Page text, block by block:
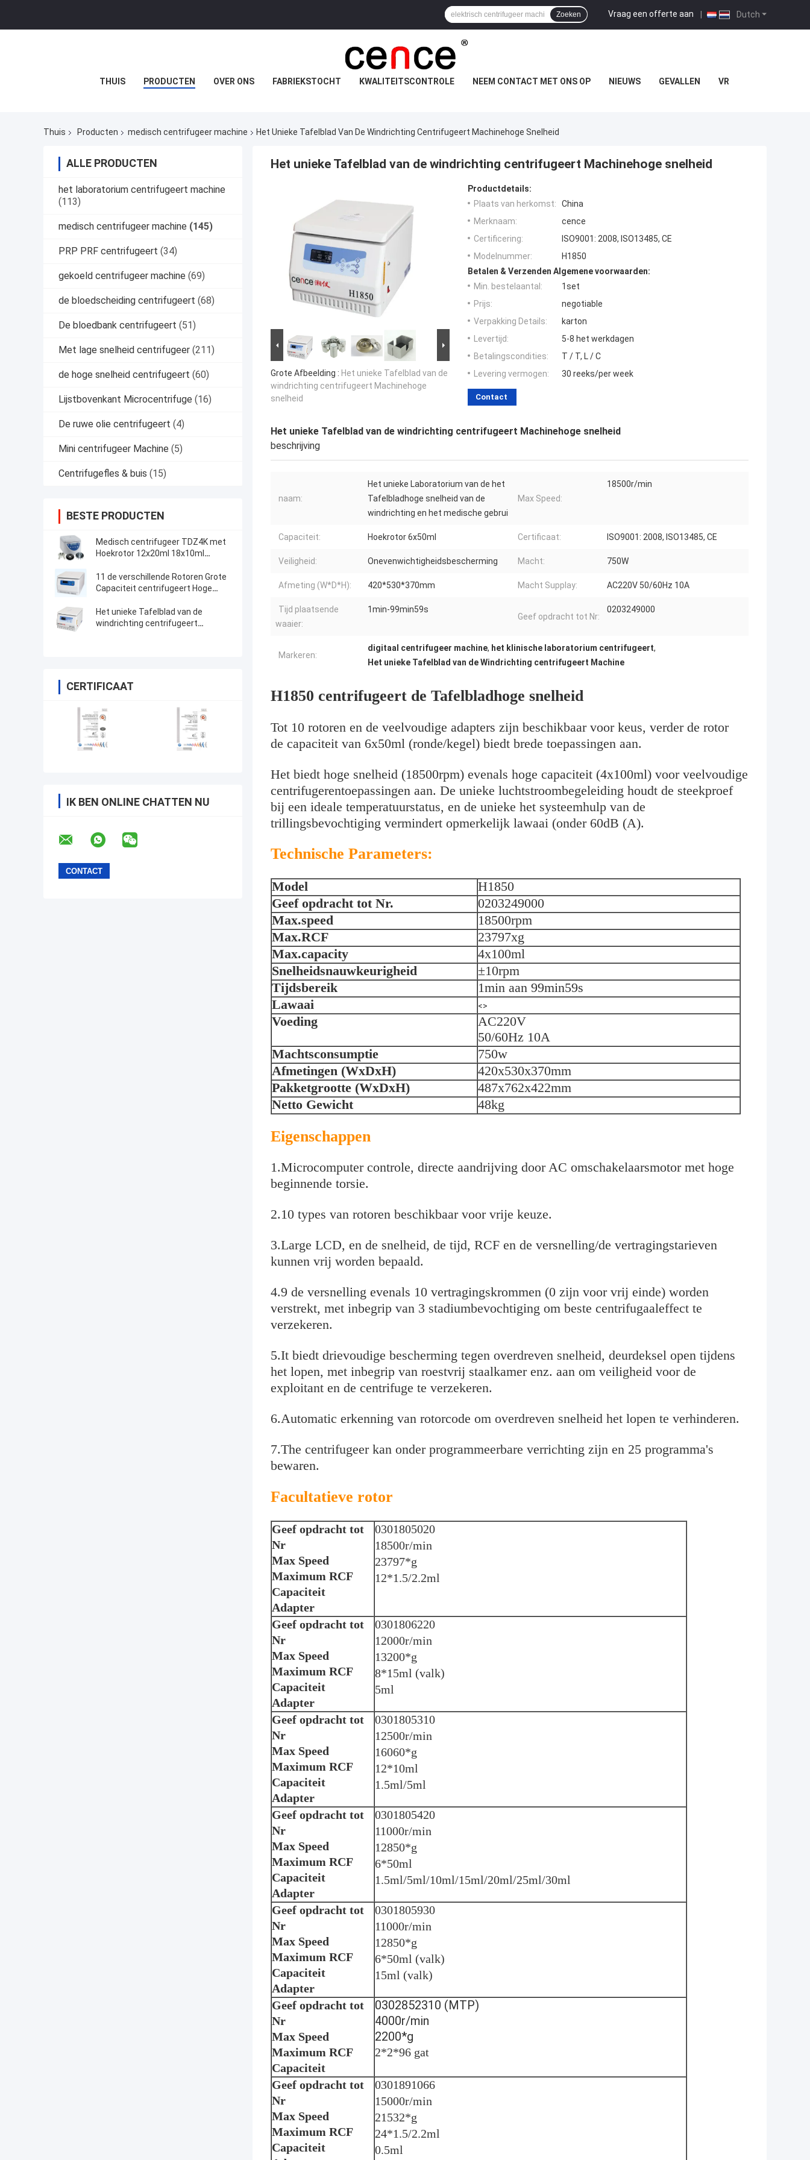
Dutch
Vraag een offerte aan |
Zoeken
THUIS PRODUCTEN OVER ONS FABRIEKSTOCHT KWALITEITSCONTROLE NEEM CONTACT MET ONS OP NIEUWS GEVALLEN VR
Thuis Producten medisch centrifugeer machine Het Unieke Tafelblad Van De Windrichting Centrifugeert Machinehoge Snelheid
ALLE PRODUCTEN
het laboratorium centrifugeert machine
(113)
medisch centrifugeer machine (145)
PRP PRF centrifugeert (34)
gekoeld centrifugeer machine (69)
de bloedscheiding centrifugeert (68)
De bloedbank centrifugeert (51)
Met lage snelheid centrifugeer (211)
de hoge snelheid centrifugeert (60)
Lijstbovenkant Microcentrifuge (16)
De ruwe olie centrifugeert (4)
Mini centrifugeer Machine (5)
Centrifugefles & buis (15)
BESTE PRODUCTEN
Medisch centrifugeer TDZ4K met
Hoekrotor 12x20ml 18x10ml
11 de verschillende Rotoren Grote
Capaciteit centrifugeert Hoge
Het unieke Tafelblad van de
windrichting centrifugeert
CERTIFICAAT
IK BEN ONLINE CHATTEN NU
Het unieke Tafelblad van de windrichting centrifugeert Machinehoge snelheid
Grote Afbeelding : Het unieke Tafelblad van de
windrichting centrifugeert Machinehoge
snelheid
Productdetails:
Plaats van herkomst:
China
Merknaam:
cence
Certificering:
ISO9001: 2008, ISO13485, CE
Modelnummer:
H1850
Betalen & Verzenden Algemene voorwaarden:
Min. bestelaantal:
1set
Prijs:
negotiable
Verpakking Details:
karton
Levertijd:
5-8 het werkdagen
Betalingscondities:
T / T, L / C
Levering vermogen:
30 reeks/per week
Contact
Het unieke Tafelblad van de windrichting centrifugeert Machinehoge snelheid
beschrijving
naam:
Het unieke Laboratorium van de het
Tafelbladhoge snelheid van de
windrichting en het medische gebrui
Max Speed:
18500r/min
Capaciteit: Hoekrotor 6x50ml Certificaat: ISO9001: 2008, ISO13485, CE
Veiligheid: Onevenwichtigheidsbescherming Macht: 750W
Afmeting (W*D*H): 420*530*370mm Macht Supplay: AC220V 50/60Hz 10A
Tijd plaatsende
waaier:
1min-99min59s
Geef opdracht tot Nr:
0203249000
Markeren:
digitaal centrifugeer machine, het klinische laboratorium centrifugeert,
Het unieke Tafelblad van de Windrichting centrifugeert Machine
H1850 centrifugeert de Tafelbladhoge snelheid
Tot 10 rotoren en de veelvoudige adapters zijn beschikbaar voor keus, verder de rotor
de capaciteit van 6x50ml (ronde/kegel) biedt brede toepassingen aan.
Het biedt hoge snelheid (18500rpm) evenals hoge capaciteit (4x100ml) voor veelvoudige
centrifugerentoepassingen aan. De unieke luchtstroombegeleiding houdt de steekproef
bij een ideale temperatuurstatus, en de unieke het systeemhulp van de
trillingsbevochtiging vermindert opmerkelijk lawaai (onder 60dB (A).
Technische Parameters:
Model
H1850
Geef opdracht tot Nr.
0203249000
Max.speed
18500rpm
Max.RCF
23797xg
Max.capacity
4x100ml
Snelheidsnauwkeurigheid
±10rpm
Tijdsbereik
1min aan 99min59s
Lawaai
<>
Voeding
AC220V
50/60Hz 10A
Machtsconsumptie
750w
Afmetingen (WxDxH)
420x530x370mm
Pakketgrootte (WxDxH)
487x762x422mm
Netto Gewicht
48kg
Eigenschappen
1.Microcomputer controle, directe aandrijving door AC omschakelaarsmotor met hoge
beginnende torsie.
2.10 types van rotoren beschikbaar voor vrije keuze.
3.Large LCD, en de snelheid, de tijd, RCF en de versnelling/de vertragingstarieven
kunnen vrij worden bepaald.
4.9 de versnelling evenals 10 vertragingskrommen (0 zijn voor vrij einde) worden
verstrekt, met inbegrip van 3 stadiumbevochtiging om beste centrifugaaleffect te
verzekeren.
5.It biedt drievoudige bescherming tegen overdreven snelheid, deurdeksel open tijdens
het lopen, met inbegrip van roestvrij staalkamer enz. aan om veiligheid voor de
exploitant en de centrifuge te verzekeren.
6.Automatic erkenning van rotorcode om overdreven snelheid het lopen te verhinderen.
7.The centrifugeer kan onder programmeerbare verrichting zijn en 25 programma's
bewaren.
Facultatieve rotor
Geef opdracht tot
Nr
Max Speed
Maximum RCF
Capaciteit
Adapter
0301805020
18500r/min
23797*g
12*1.5/2.2ml
Geef opdracht tot
Nr
Max Speed
Maximum RCF
Capaciteit
Adapter
0301806220
12000r/min
13200*g
8*15ml (valk)
5ml
Geef opdracht tot
Nr
Max Speed
Maximum RCF
Capaciteit
Adapter
0301805310
12500r/min
16060*g
12*10ml
1.5ml/5ml
Geef opdracht tot
Nr
Max Speed
Maximum RCF
Capaciteit
Adapter
0301805420
11000r/min
12850*g
6*50ml
1.5ml/5ml/10ml/15ml/20ml/25ml/30ml
Geef opdracht tot
Nr
Max Speed
Maximum RCF
Capaciteit
Adapter
0301805930
11000r/min
12850*g
6*50ml (valk)
15ml (valk)
Geef opdracht tot
Nr
Max Speed
Maximum RCF
Capaciteit
0302852310 (MTP)
4000r/min
2200*g
2*2*96 gat
Geef opdracht tot
Nr
Max Speed
Maximum RCF
Capaciteit
0301891066
15000r/min
21532*g
24*1.5/2.2ml
0.5ml